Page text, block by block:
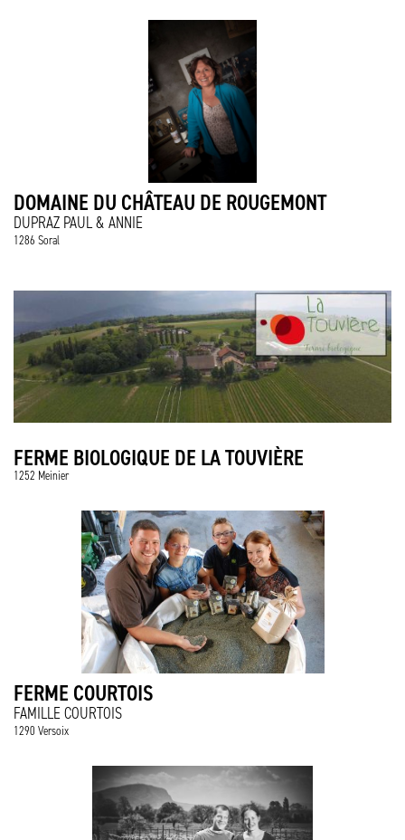
DOMAINE DU CHÂTEAU DE ROUGEMONT
DUPRAZ PAUL & ANNIE
1286 Soral
FERME BIOLOGIQUE DE LA TOUVIÈRE
1252 Meinier
FERME COURTOIS
FAMILLE COURTOIS
1290 Versoix